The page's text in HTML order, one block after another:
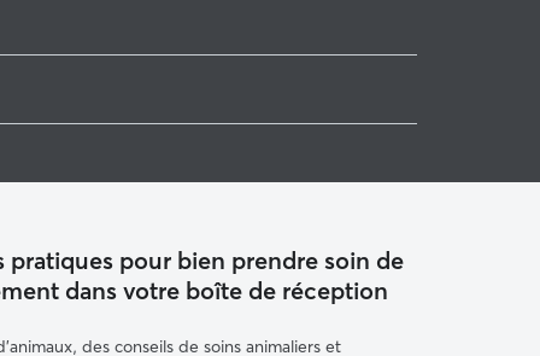
pratiques pour bien prendre soin de
dans votre boîte de réception
des conseils de soins animaliers et